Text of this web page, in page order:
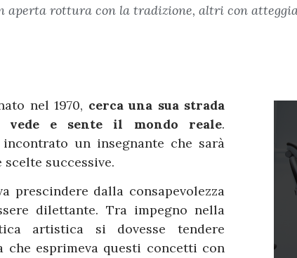
aperta rottura con la tradizione, altri con
nel 1970, cerca una sua strada
vede e sente il mondo reale.
un insegnante che sarà
successive.
prescindere dalla consapevolezza
dilettante. Tra impegno nella
artistica si dovesse tendere
che esprimeva questi concetti con